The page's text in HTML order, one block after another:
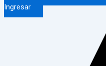
Ingresar